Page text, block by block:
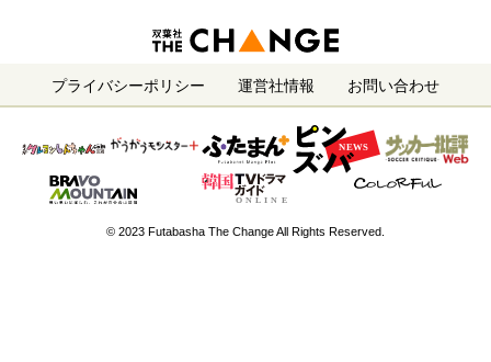
プライバシーポリシー 運営社情報 お問い合わせ
© 2023 Futabasha The Change All Rights Reserved.